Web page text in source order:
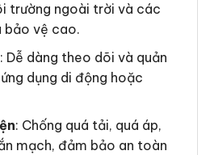
trường ngoài trời và các
bảo vệ cao.
: Dễ dàng theo dõi và quản
dụng di động hoặc
: Chống quá tải, quá áp,
mạch, đảm bảo an toàn